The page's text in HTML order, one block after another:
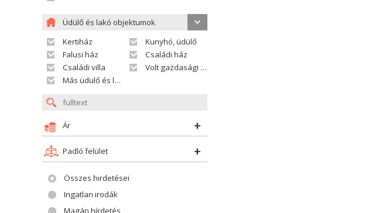
Üdülő és lakó objektumok
Kertiház
Kunyhó, üdülő
Falusi ház
Családi ház
Családi villa
Volt gazdasági település
Más üdülő és lakó objektumok
Ár
Padló felület
Összes hirdetései
Ingatlan irodák
Magán hírdetés